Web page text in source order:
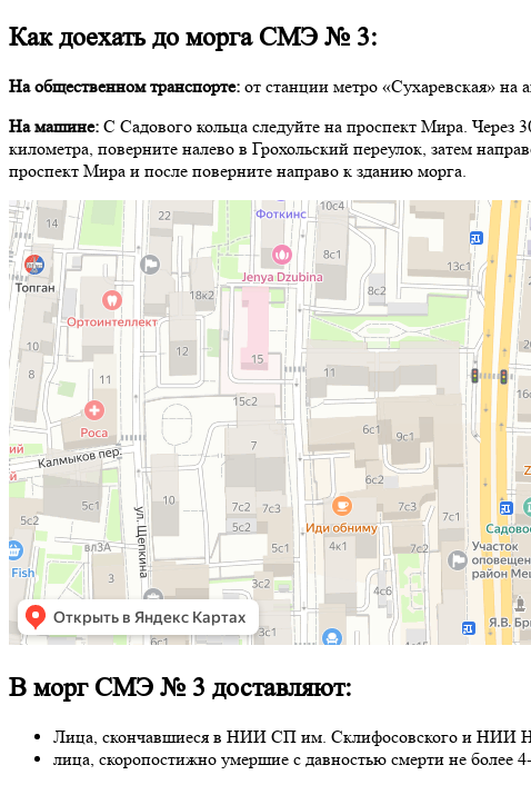
Как доехать до морга СМЭ № 3:
На общественном транспорте: от станции метро «Сухаревская»
На машине: С Садового кольца следуйте на проспект Мира.
километра, поверните налево в Грохольский переулок, затем
проспект Мира и после поверните направо к зданию морга.
В морг СМЭ № 3 доставляют:
Лица, скончавшиеся в НИИ СП им. Склифосовского и НИИ
лица, скоропостижно умершие с давностью смерти не более